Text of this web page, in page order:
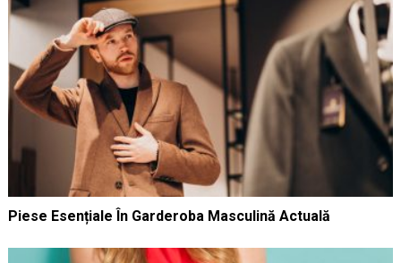
Piese Esențiale În Garderoba Masculină Actuală